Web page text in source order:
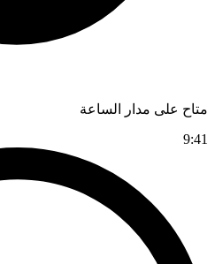
متاح على مدار الساعة
9:41